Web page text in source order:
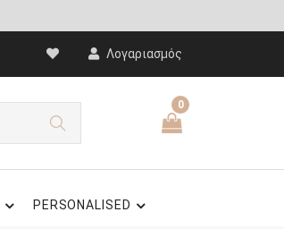
Λογαριασμός
0
PERSONALISED